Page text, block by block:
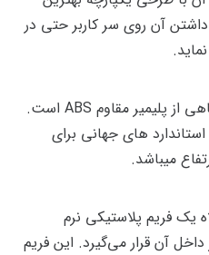
داشتن آن روی سر کاربر حتی در
جنس بدنه این کلاه کارگاهی از پلیمیر مقاوم ABS است.
استاندارد های جهانی برای
میباشد.
یک فریم پلاستیکی نرم
آن قرار می‌گیرد. این فریم